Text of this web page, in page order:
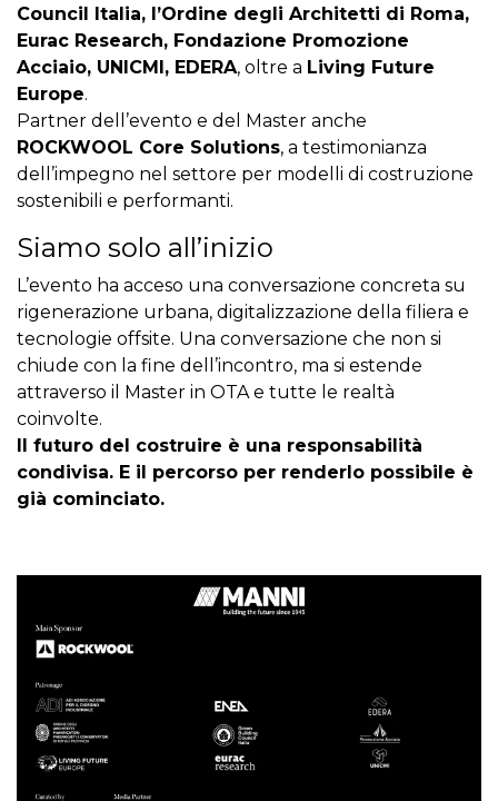
Council Italia, l’Ordine degli Architetti di Roma,
Eurac Research, Fondazione Promozione
Acciaio, UNICMI, EDERA, oltre a Living Future
Europe.
Partner dell’evento e del Master anche
ROCKWOOL Core Solutions, a testimonianza
dell’impegno nel settore per modelli di costruzione
sostenibili e performanti.
Siamo solo all’inizio
L’evento ha acceso una conversazione concreta su
rigenerazione urbana, digitalizzazione della filiera e
tecnologie offsite. Una conversazione che non si
chiude con la fine dell’incontro, ma si estende
attraverso il Master in OTA e tutte le realtà
coinvolte.
Il futuro del costruire è una responsabilità
condivisa. E il percorso per renderlo possibile è
già cominciato.